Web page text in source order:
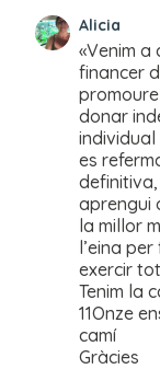
Alicia
«Venim
financer
donar
individual
es
aprengui
la millor
l’eina
exercir
Tenim la
11Onze
camí
Gràcies